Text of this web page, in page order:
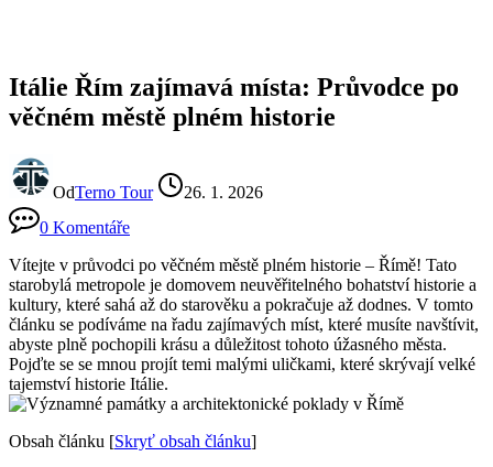
Itálie Řím zajímavá místa: Průvodce po
věčném městě plném historie
OdTerno Tour
26. 1. 2026
0 Komentáře
Vítejte v průvodci po věčném městě plném historie – Římě! Tato
starobylá metropole je domovem neuvěřitelného bohatství historie a
kultury, které sahá až do starověku a pokračuje až dodnes. V tomto
článku se podíváme na řadu zajímavých míst, které musíte navštívit,
abyste plně pochopili krásu a důležitost tohoto úžasného města.
Pojďte se se mnou projít temi malými uličkami, které skrývají velké
tajemství historie Itálie.
Obsah článku [Skryť obsah článku]